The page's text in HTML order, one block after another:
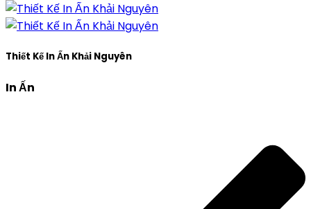
Thiết Kế In Ấn Khải Nguyên
In Ấn